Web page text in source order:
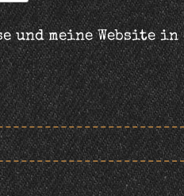
und meine Website